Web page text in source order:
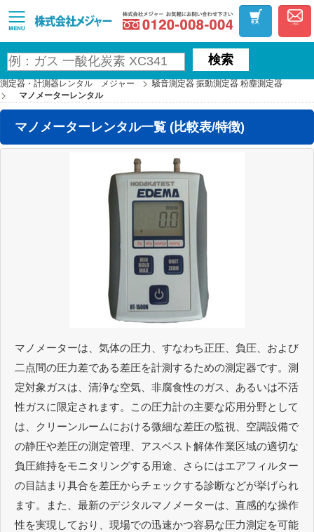
MAJOR
お気軽にお問
カート ご相談
検索
測定器・計測器レンタル メジャー
騒音測定器 振動測定器 粉塵測定器
マノメーターレンタル
マノメーターレンタル一覧 (比較表/特徴)
マノメーターは、気体の圧力、すなわち正圧、負圧、および
二点間の圧力差である差圧を計測するための測定器です。測
定対象ガスは、清浄な空気、非腐食性のガス、あるいは不活
性ガスに限定されます。この圧力計の主要な応用分野として
は、クリーンルームにおける微細な差圧の監視、空調設備で
の静圧や差圧の測定管理、アスベスト解体作業区域の適切な
負圧維持をモニタリングする用途、さらにはエアフィルター
の目詰まり具合を差圧からチェックする診断などが挙げられ
ます。また、最新のデジタルマノメーターは、直感的な操作
性を実現しており、現場での迅速かつ容易な圧力測定を可能